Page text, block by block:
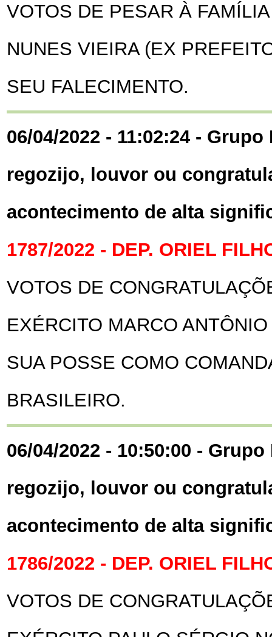
VOTOS DE PESAR À
NUNES VIEIRA (EX
SEU FALECIMENTO.
06/04/2022 - 11:02:24 -
regozijo, louvor ou
acontecimento de alta
1787/2022 - DEP. ORIEL
VOTOS DE
EXÉRCITO MARCO
SUA POSSE COMO
BRASILEIRO.
06/04/2022 - 10:50:00 -
regozijo, louvor ou
acontecimento de alta
1786/2022 - DEP. ORIEL
VOTOS DE